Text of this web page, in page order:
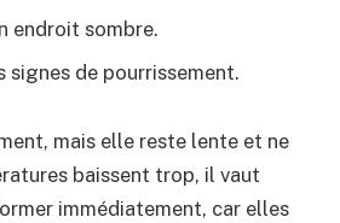
endroit sombre.
de pourrissement.
mais elle reste lente et ne
baissent trop, il vaut
immédiatement, car elles